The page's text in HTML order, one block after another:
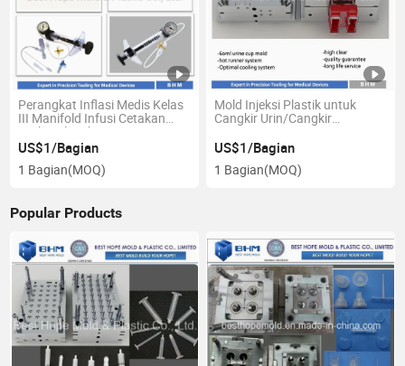
Perangkat Inflasi Medis Kelas
III Manifold Infusi Cetakan
Injeksi Plastik
US$1/Bagian
1 Bagian(MOQ)
Mold Injeksi Plastik untuk
Cangkir Urin/Cangkir
US$1/Bagian
1 Bagian(MOQ)
Popular Products